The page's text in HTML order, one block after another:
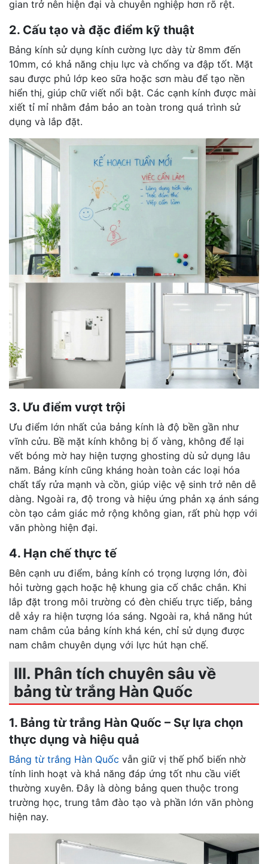
gian trở nên hiện đại và chuyên nghiệp hơn rõ rệt.
2. Cấu tạo và đặc điểm kỹ thuật
Bảng kính sử dụng kính cường lực dày từ 8mm đến
10mm, có khả năng chịu lực và chống va đập tốt. Mặt
sau được phủ lớp keo sữa hoặc sơn màu để tạo nền
hiển thị, giúp chữ viết nổi bật. Các cạnh kính được mài
xiết tỉ mỉ nhằm đảm bảo an toàn trong quá trình sử
dụng và lắp đặt.
3. Ưu điểm vượt trội
Ưu điểm lớn nhất của bảng kính là độ bền gần như
vĩnh cửu. Bề mặt kính không bị ố vàng, không để lại
vết bóng mờ hay hiện tượng ghosting dù sử dụng lâu
năm. Bảng kính cũng kháng hoàn toàn các loại hóa
chất tẩy rửa mạnh và cồn, giúp việc vệ sinh trở nên dễ
dàng. Ngoài ra, độ trong và hiệu ứng phản xạ ánh sáng
còn tạo cảm giác mở rộng không gian, rất phù hợp với
văn phòng hiện đại.
4. Hạn chế thực tế
Bên cạnh ưu điểm, bảng kính có trọng lượng lớn, đòi
hỏi tường gạch hoặc hệ khung gia cố chắc chắn. Khi
lắp đặt trong môi trường có đèn chiếu trực tiếp, bảng
dễ xảy ra hiện tượng lóa sáng. Ngoài ra, khả năng hút
nam châm của bảng kính khá kén, chỉ sử dụng được
nam châm chuyên dụng với lực hút hạn chế.
III. Phân tích chuyên sâu về
bảng từ trắng Hàn Quốc
1. Bảng từ trắng Hàn Quốc – Sự lựa chọn
thực dụng và hiệu quả
Bảng từ trắng Hàn Quốc vẫn giữ vị thế phổ biến nhờ
tính linh hoạt và khả năng đáp ứng tốt nhu cầu viết
thường xuyên. Đây là dòng bảng quen thuộc trong
trường học, trung tâm đào tạo và phần lớn văn phòng
hiện nay.